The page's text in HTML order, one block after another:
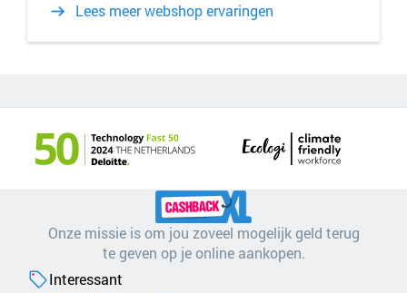
Lees meer webshop ervaringen
Onze missie is om jou zoveel mogelijk geld terug
te geven op je online aankopen.
Interessant